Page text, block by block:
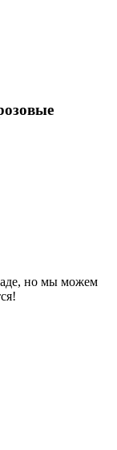
но мы можем